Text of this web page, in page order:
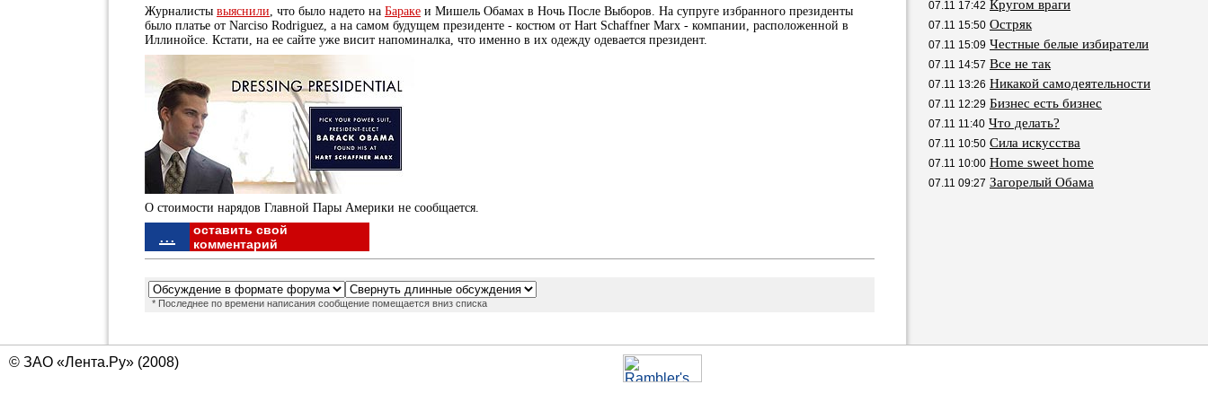
Журналисты выяснили, что было надето на Бараке и Мишель Обамах в Ночь После Выборов. На супруге избранного президенты
было платье от Narciso Rodriguez, а на самом будущем президенте - костюм от Hart Schaffner Marx - компании, расположенной в
Иллинойсе. Кстати, на ее сайте уже висит напоминалка, что именно в их одежду одевается президент.
О стоимости нарядов Главной Пары Америки не сообщается.
...
оставить свой
комментарий
* Последнее по времени написания сообщение помещается вниз списка
07.11 17:42 Кругом враги
07.11 15:50 Остряк
07.11 15:09 Честные белые избиратели
07.11 14:57 Все не так
07.11 13:26 Никакой самодеятельности
07.11 12:29 Бизнес есть бизнес
07.11 11:40 Что делать?
07.11 10:50 Сила искусства
07.11 10:00 Home sweet home
07.11 09:27 Загорелый Обама
© ЗАО «Лента.Ру» (2008)